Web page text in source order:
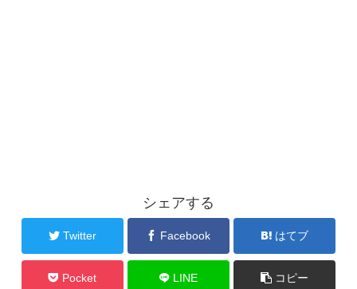
シェアする
Twitter Facebook はてブ
Pocket LINE コピー